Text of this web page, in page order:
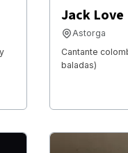
Jack Love
Astorga
Cantante
baladas)